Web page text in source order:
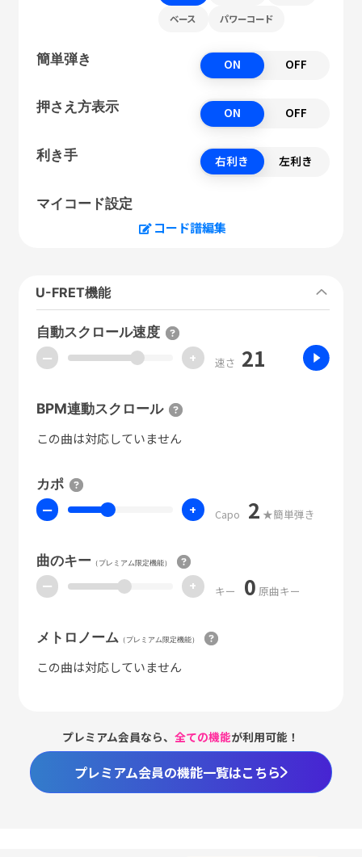
ベース パワーコード
簡単弾き ON OFF
押さえ方表示 ON OFF
利き手 右利き 左利き
マイコード設定
コード譜編集
U-FRET機能
自動スクロール速度
ー + 速さ 21
BPM連動スクロール
この曲は対応していません
カポ
ー + Capo 2 ★簡単弾き
曲のキー（プレミアム限定機能）
ー + キー 0 原曲キー
メトロノーム （プレミアム限定機能）
この曲は対応していません
プレミアム会員なら、全ての機能が利用可能！
プレミアム会員の機能一覧はこちら